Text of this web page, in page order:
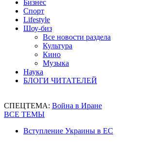
Бизнес
Спорт
Lifestyle
Шоу-биз
Все новости раздела
Культура
Кино
Музыка
Наука
БЛОГИ ЧИТАТЕЛЕЙ
СПЕЦТЕМА: Война в Иране
ВСЕ ТЕМЫ
Вступление Украины в ЕС